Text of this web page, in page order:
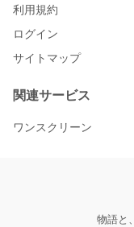
利用規約
ログイン
サイトマップ
関連サービス
ワンスクリーン
物語と